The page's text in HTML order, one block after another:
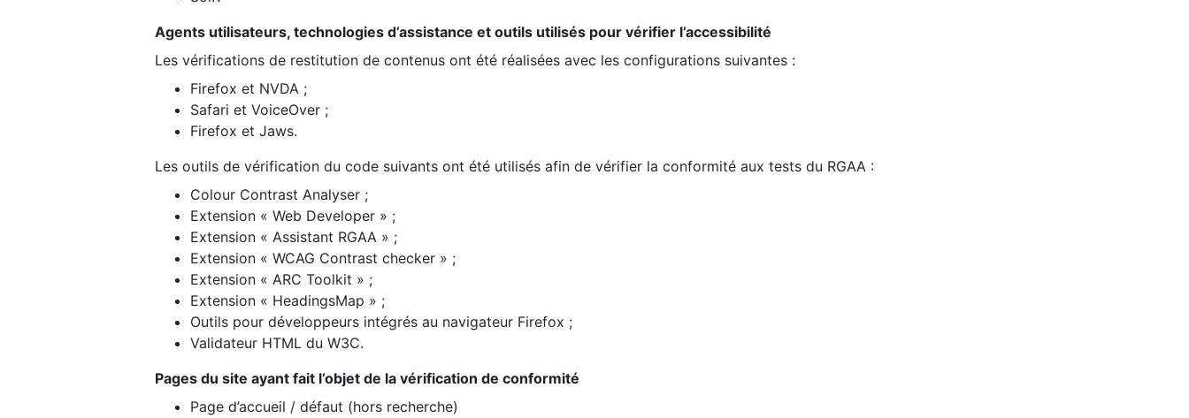
Agents utilisateurs, technologies d’assistance et outils utilisés pour vérifier l’accessibilité
Les vérifications de restitution de contenus ont été réalisées avec les configurations suivantes :
Firefox et NVDA ;
Safari et VoiceOver ;
Firefox et Jaws.
Les outils de vérification du code suivants ont été utilisés afin de vérifier la conformité aux tests du RGAA :
Colour Contrast Analyser ;
Extension « Web Developer » ;
Extension « Assistant RGAA » ;
Extension « WCAG Contrast checker » ;
Extension « ARC Toolkit » ;
Extension « HeadingsMap » ;
Outils pour développeurs intégrés au navigateur Firefox ;
Validateur HTML du W3C.
Pages du site ayant fait l’objet de la vérification de conformité
Page d’accueil / défaut (hors recherche)